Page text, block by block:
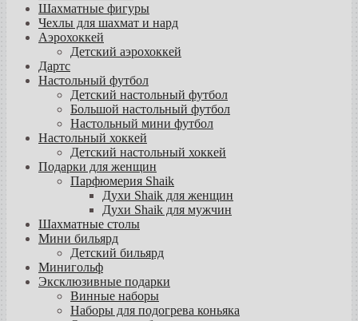
Шахматные фигуры
Чехлы для шахмат и нард
Аэрохоккей
Детский аэрохоккей
Дартс
Настольный футбол
Детский настольный футбол
Большой настольный футбол
Настольный мини футбол
Настольный хоккей
Детский настольный хоккей
Подарки для женщин
Парфюмерия Shaik
Духи Shaik для женщин
Духи Shaik для мужчин
Шахматные столы
Мини бильярд
Детский бильярд
Минигольф
Эксклюзивные подарки
Винные наборы
Наборы для подогрева коньяка